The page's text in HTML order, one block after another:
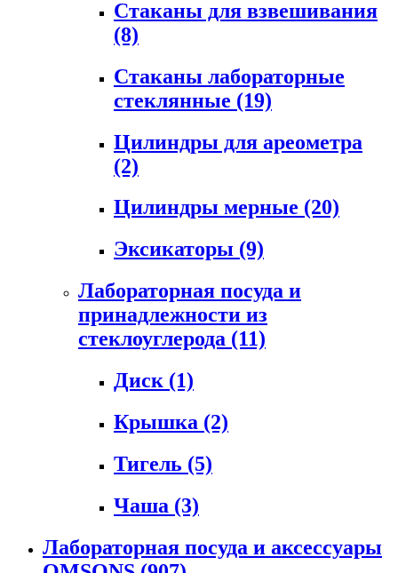
Стаканы для взвешивания
(8)
Стаканы лабораторные
стеклянные (19)
Цилиндры для ареометра
(2)
Цилиндры мерные (20)
Эксикаторы (9)
Лабораторная посуда и
принадлежности из
стеклоуглерода (11)
Диск (1)
Крышка (2)
Тигель (5)
Чаша (3)
Лабораторная посуда и аксессуары